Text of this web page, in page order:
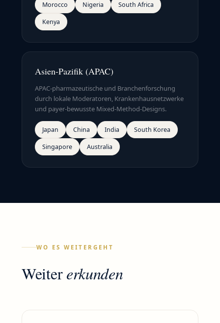
Morocco Nigeria South Africa
Kenya
Asien-Pazifik (APAC)
APAC-pharmazeutische und Branchenforschung
durch lokale Moderatoren, Krankenhausnetzwerke
und payer-bewusste Mixed-Method-Designs.
Japan China India South Korea
Singapore Australia
WO ES WEITERGEHT
Weitererkunden